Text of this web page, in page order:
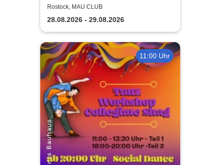
Rostock, MAU CLUB
28.08.2026 - 29.08.2026
11:00 Uhr